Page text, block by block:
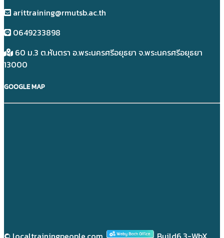
arittraining@rmutsb.ac.th
0649233898​
60 ม.3 ต.หันตรา อ.พระนครศรีอยุธยา จ.พระนครศรีอยุธยา
13000
GOOGLE MAP